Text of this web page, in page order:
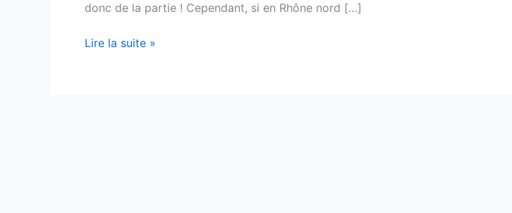
donc de la partie ! Cependant, si en Rhône nord […]
Les
Lire la suite »